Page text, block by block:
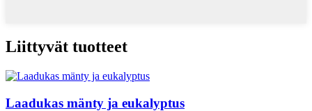
Liittyvät tuotteet
Laadukas mänty ja eukalyptus